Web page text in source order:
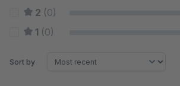
2 (0)
1 (0)
Sort by